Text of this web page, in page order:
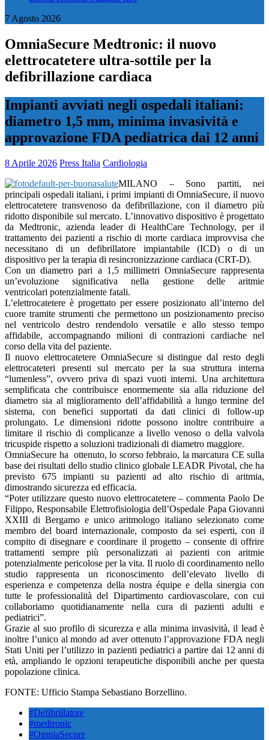
7 Agosto 2026
OmniaSecure Medtronic: il nuovo
elettrocatetere ultra-sottile per la
defibrillazione cardiaca
Impianti avviati negli ospedali italiani:
diametro 1,5 mm, minima invasività e
approvazione FDA pediatrica dai 12 anni
8 Aprile 2026 Press Italia Cardiologia
MILANO – Sono partiti, nei
principali ospedali italiani, i primi impianti di OmniaSecure, il nuovo
elettrocatetere transvenoso da defibrillazione, con il diametro più
ridotto disponibile sul mercato. L’innovativo dispositivo è progettato
da Medtronic, azienda leader di HealthCare Technology, per il
trattamento dei pazienti a rischio di morte cardiaca improvvisa che
necessitano di un defibrillatore impiantabile (ICD) o di un
dispositivo per la terapia di resincronizzazione cardiaca (CRT-D).
Con un diametro pari a 1,5 millimetri OmniaSecure rappresenta
un’evoluzione significativa nella gestione delle aritmie
ventricolari potenzialmente fatali.
L’elettrocatetere è progettato per essere posizionato all’interno del
cuore tramite strumenti che permettono un posizionamento preciso
nel ventricolo destro rendendolo versatile e allo stesso tempo
affidabile, accompagnando milioni di contrazioni cardiache nel
corso della vita del paziente.
Il nuovo elettrocatetere OmniaSecure si distingue dal resto degli
elettrocateteri presenti sul mercato per la sua struttura interna
“lumenless”, ovvero priva di spazi vuoti interni. Una architettura
semplificata che contribuisce enormemente sia alla riduzione del
diametro sia al miglioramento dell’affidabilità a lungo termine del
sistema, con benefici supportati da dati clinici di follow-up
prolungato. Le dimensioni ridotte possono inoltre contribuire a
limitare il rischio di complicanze a livello venoso o della valvola
tricuspide rispetto a soluzioni tradizionali di diametro maggiore.
OmniaSecure ha ottenuto, lo scorso febbraio, la marcatura CE sulla
base dei risultati dello studio clinico globale LEADR Pivotal, che ha
previsto 675 impianti su pazienti ad alto rischio di aritmia,
dimostrando sicurezza ed efficacia.
“Poter utilizzare questo nuovo elettrocatetere – commenta Paolo De
Filippo, Responsabile Elettrofisiologia dell’Ospedale Papa Giovanni
XXIII di Bergamo e unico aritmologo italiano selezionato come
membro del board internazionale, composto da sei esperti, con il
compito di disegnare e coordinare il progetto – consente di offrire
trattamenti sempre più personalizzati ai pazienti con aritmie
potenzialmente pericolose per la vita. Il ruolo di coordinamento nello
studio rappresenta un riconoscimento dell’elevato livello di
esperienza e competenza della nostra équipe e della sinergia con
tutte le professionalità del Dipartimento cardiovascolare, con cui
collaboriamo quotidianamente nella cura di pazienti adulti e
pediatrici”.
Grazie al suo profilo di sicurezza e alla minima invasività, il lead è
inoltre l’unico al mondo ad aver ottenuto l’approvazione FDA negli
Stati Uniti per l’utilizzo in pazienti pediatrici a partire dai 12 anni di
età, ampliando le opzioni terapeutiche disponibili anche per questa
popolazione clinica.
FONTE: Ufficio Stampa Sebastiano Borzellino.
#Defibrillatore
#medtronic
#OmniaSecure